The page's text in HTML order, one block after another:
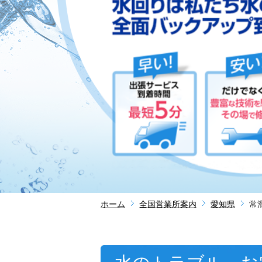
ホーム 全国営業所案内 愛知県 常